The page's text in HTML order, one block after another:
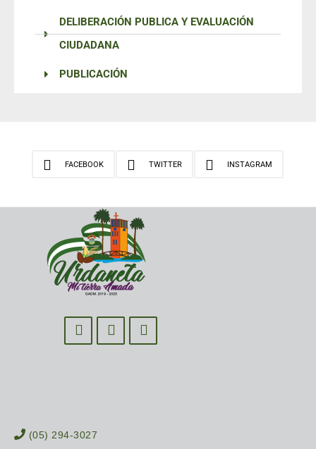
DELIBERACIÓN PUBLICA Y EVALUACIÓN
CIUDADANA
PUBLICACIÓN
FACEBOOK TWITTER INSTAGRAM
(05) 294-3027